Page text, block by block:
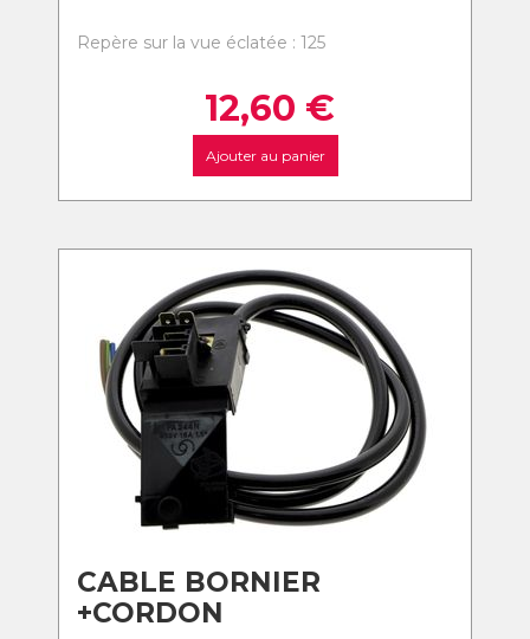
Repère sur la vue éclatée : 125
12,60 €
Ajouter au panier
CABLE BORNIER
+CORDON